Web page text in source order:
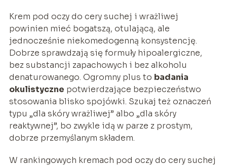
Krem pod oczy do cery suchej i wrażliwej
powinien mieć bogatszą, otulającą, ale
jednocześnie niekomedogenną konsystencję.
Dobrze sprawdzają się formuły hipoalergiczne,
bez substancji zapachowych i bez alkoholu
denaturowanego. Ogromny plus to badania
okulistyczne potwierdzające bezpieczeństwo
stosowania blisko spojówki. Szukaj też oznaczeń
typu „dla skóry wrażliwej” albo „dla skóry
reaktywnej”, bo zwykle idą w parze z prostym,
dobrze przemyślanym składem.
W rankingowych kremach pod oczy do cery suchej